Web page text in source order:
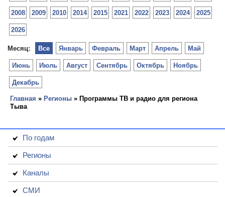
2008 2009 2010 2014 2015 2021 2022 2023 2024 2025
2026
Месяц: Январь Февраль Март Апрель Май
Июнь Июль Август Сентябрь Октябрь Ноябрь
Декабрь
Все
Главная » Регионы » Программы ТВ и радио для региона
Тыва
По годам
Регионы
Каналы
СМИ